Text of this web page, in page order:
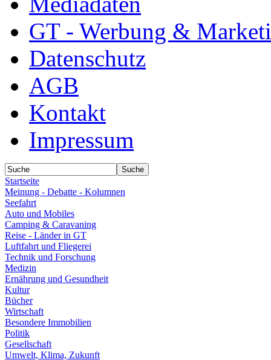
GT - Werbung &
Datenschutz
AGB
Kontakt
Impressum
Startseite
Meinung - Debatte - Kolumnen
Seefahrt
Auto und Mobiles
Camping & Caravaning
Reise - Länder in GT
Luftfahrt und Fliegerei
Technik und Forschung
Medizin
Ernährung und Gesundheit
Kultur
Bücher
Wirtschaft
Besondere Immobilien
Politik
Gesellschaft
Umwelt, Klima, Zukunft